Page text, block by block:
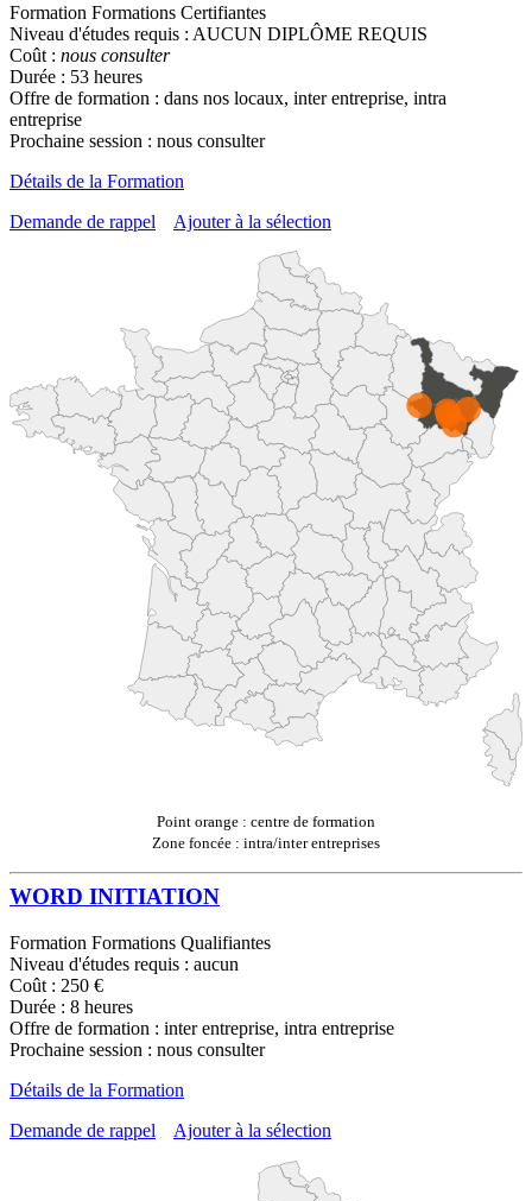
Formation Formations Certifiantes
Niveau d'études requis : AUCUN DIPLÔME REQUIS
Coût : nous consulter
Durée : 53 heures
Offre de formation : dans nos locaux, inter entreprise, intra
entreprise
Prochaine session : nous consulter
Détails de la Formation
Demande de rappel
Ajouter à la sélection
Point orange : centre de formation
Zone foncée : intra/inter entreprises
WORD INITIATION
Formation Formations Qualifiantes
Niveau d'études requis : aucun
Coût : 250 €
Durée : 8 heures
Offre de formation : inter entreprise, intra entreprise
Prochaine session : nous consulter
Détails de la Formation
Demande de rappel
Ajouter à la sélection